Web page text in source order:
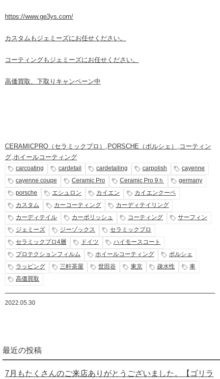
https://www.ge3ys.com/
カスタムもジェミーズにお任せください。
コーティングもジェミーズにお任せください。
高価買取、下取りキャンペーン中
CERAMICPRO（セラミックプロ） PORSCHE（ポルシェ）
コーティン
グ ホイールコーティング
carcoating cardetail cardetailing carpolish
cayenne
cayenne coupe
Ceramic Pro Ceramic Pro 9ｈ
germany
porsche
エシュロン カイエン
カイエンクーペ
カスタム
カーコーティング
カーディテイリング
カーディテイル
カーポリッシュ コーティング
サーフィン
ジェミーズ
ジーゾックス
セラミックプロ
セラミックプロ4層
ドイツ
ハイモースコート
プロテクションフィルム
ホイールコーティング
ポルシェ
ラッピング
三軒茶屋 世田谷 東京 疎水性
車
高価買取
2022.05.30
最近の投稿
7月もたくさんのご来店ありがとうございました。【ゴリラ